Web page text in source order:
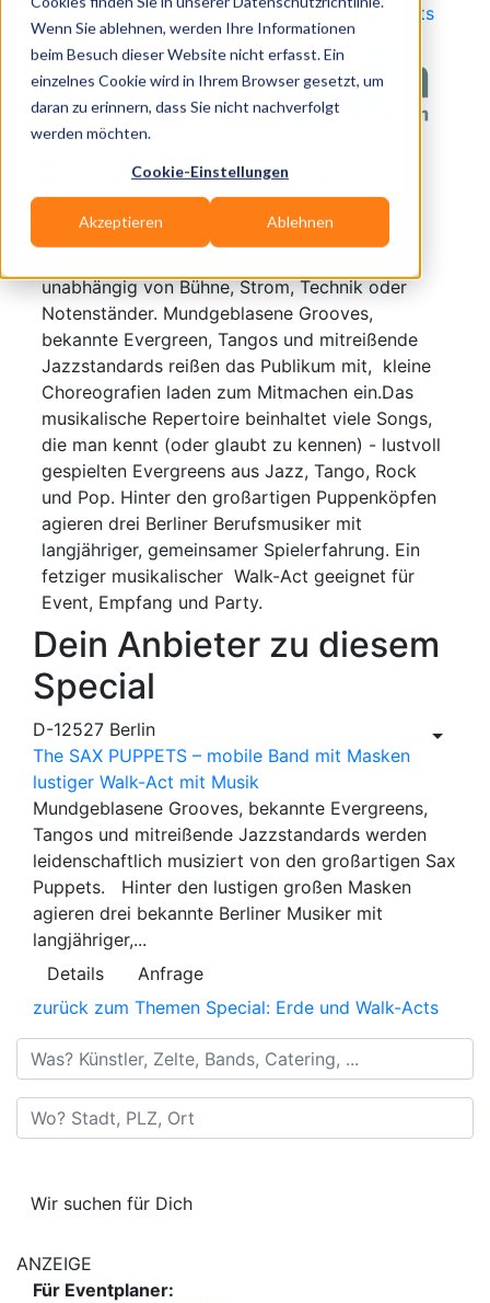
Wenn Sie ablehnen, werden Ihre Informationen
beim Besuch dieser Website nicht erfasst. Ein
einzelnes Cookie wird in Ihrem Browser gesetzt, um
daran zu erinnern, dass Sie nicht nachverfolgt
werden möchten.
Cookie-Einstellungen
Akzeptieren Ablehnen
zurück zum Themen Special Erde und Walk-Acts
Musik Walk Act –
The Sax Puppets
Musik Walk Act – The Sax Puppets
Die Sax Puppets sind ein lustig daher
unabhängig von Bühne, Strom, Technik oder
Notenständer. Mundgeblasene Grooves,
bekannte Evergreen, Tangos und mitreißende
Jazzstandards reißen das Publikum mit, kleine
Choreografien laden zum Mitmachen ein.Das
musikalische Repertoire beinhaltet viele Songs,
die man kennt (oder glaubt zu kennen) - lustvoll
gespielten Evergreens aus Jazz, Tango, Rock
und Pop. Hinter den großartigen Puppenköpfen
agieren drei Berliner Berufsmusiker mit
langjähriger, gemeinsamer Spielerfahrung. Ein
fetziger musikalischer Walk-Act geeignet für
Event, Empfang und Party.
Dein Anbieter zu diesem
Special
D-12527 Berlin
The SAX PUPPETS – mobile Band mit Masken
lustiger Walk-Act mit Musik
Mundgeblasene Grooves, bekannte Evergreens,
Tangos und mitreißende Jazzstandards werden
leidenschaftlich musiziert von den großartigen Sax
Puppets. Hinter den lustigen großen Masken
agieren drei bekannte Berliner Musiker mit
langjähriger,...
Details
Anfrage
zurück zum Themen Special: Erde und Walk-Acts
Was? Künstler, Zelte, Bands, Catering, ...
Wo? Stadt, PLZ, Ort
Wir suchen für Dich
ANZEIGE
Für Eventplaner: